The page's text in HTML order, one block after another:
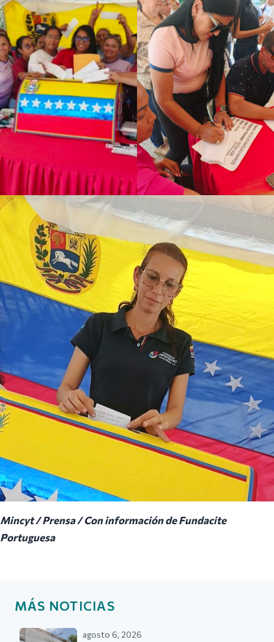
Mincyt / Prensa / Con información de Fundacite
Portuguesa
MÁS NOTICIAS
agosto 6, 2026